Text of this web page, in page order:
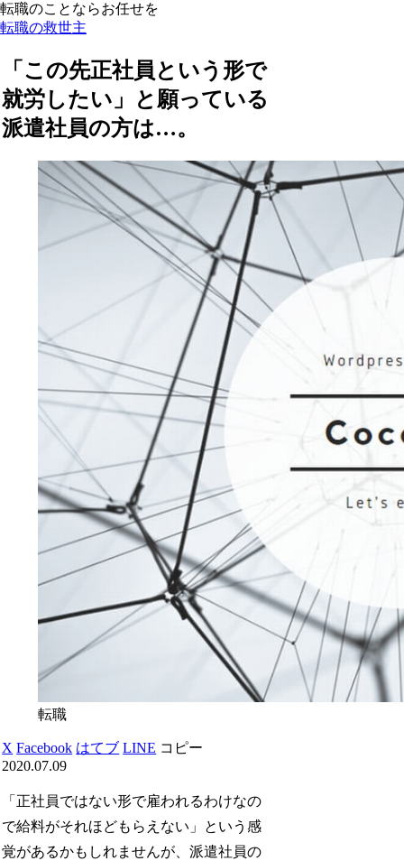
転職のことならお任せを
転職の救世主
「この先正社員という形で
就労したい」と願っている
派遣社員の方は…。
転職
X Facebook はてブ LINE コピー
2020.07.09
「正社員ではない形で雇われるわけなの
で給料がそれほどもらえない」という感
覚があるかもしれませんが、派遣社員の